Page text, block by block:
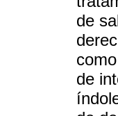
de
de